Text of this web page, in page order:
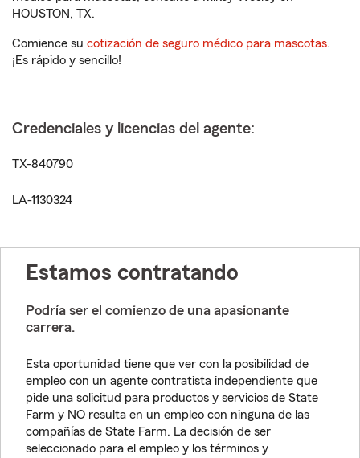
HOUSTON, TX.
Comience su cotización de seguro médico para mascotas.
¡Es rápido y sencillo!
Credenciales y licencias del agente:
TX-840790
LA-1130324
Estamos contratando
Podría ser el comienzo de una apasionante
carrera.
Esta oportunidad tiene que ver con la posibilidad de
empleo con un agente contratista independiente que
pide una solicitud para productos y servicios de State
Farm y NO resulta en un empleo con ninguna de las
compañías de State Farm. La decisión de ser
seleccionado para el empleo y los términos y